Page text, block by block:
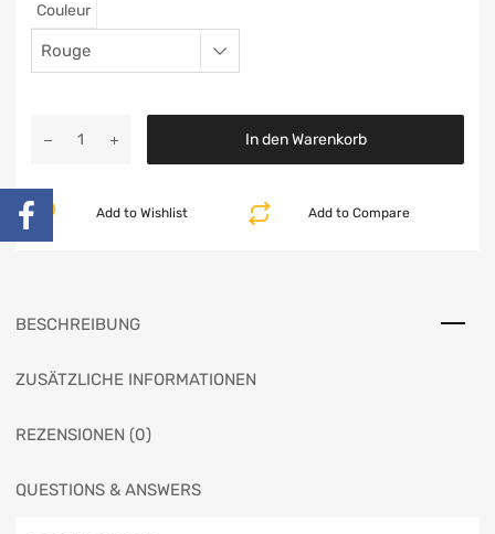
Couleur
In den Warenkorb
Add to Compare
Add to Wishlist
BESCHREIBUNG
ZUSÄTZLICHE INFORMATIONEN
REZENSIONEN (0)
QUESTIONS & ANSWERS